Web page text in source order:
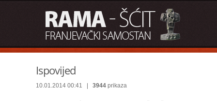
Ispovijed
10.01.2014 00:41 | 3944 prikaza